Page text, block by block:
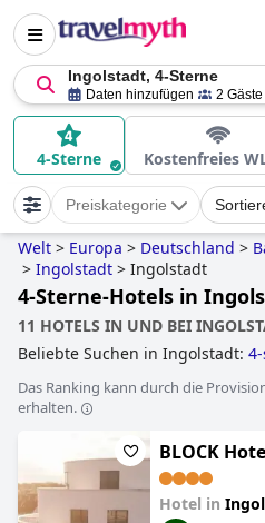
Ingolstadt, 4-Sterne
Daten hinzufügen 2 Gäste
4-Sterne Kostenfreies
Preiskategorie
Welt > Europa > Deutschland >
> Ingolstadt > Ingolstadt
4-Sterne-Hotels in
11 HOTELS IN UND BEI
Beliebte Suchen in Ingolstadt:
Das Ranking kann durch die
erhalten.
BLOCK
Hotel in